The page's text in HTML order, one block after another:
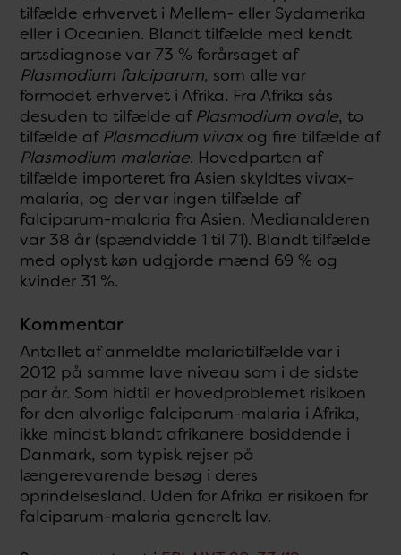
tilfælde erhvervet i Mellem- eller Sydamerika
eller i Oceanien. Blandt tilfælde med kendt
artsdiagnose var 73 % forårsaget af
Plasmodium falciparum, som alle var
formodet erhvervet i Afrika. Fra Afrika sås
desuden to tilfælde af Plasmodium ovale, to
tilfælde af Plasmodium vivaxog fire tilfælde af
Plasmodium malariae. Hovedparten af
tilfælde importeret fra Asien skyldtes vivax-
malaria, og der var ingen tilfælde af
falciparum-malaria fra Asien. Medianalderen
var 38 år (spændvidde 1 til 71). Blandt tilfælde
med oplyst køn udgjorde mænd 69 % og
kvinder 31 %.
Kommentar
Antallet af anmeldte malariatilfælde var i
2012 på samme lave niveau som i de sidste
par år. Som hidtil er hovedproblemet risikoen
for den alvorlige falciparum-malaria i Afrika,
ikke mindst blandt afrikanere bosiddende i
Danmark, som typisk rejser på
længerevarende besøg i deres
oprindelsesland. Uden for Afrika er risikoen for
falciparum-malaria generelt lav.